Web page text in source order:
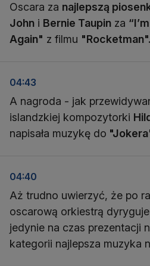
Oscara za najlepszą
John i Bernie Taupin za
Again" z filmu "Rocketman".
04:43
A nagroda - jak
islandzkiej kompozytorki
napisała muzykę do
04:40
Aż trudno uwierzyć, że po
oscarową orkiestrą
jedynie na czas prezentacji
kategorii najlepsza muzyka